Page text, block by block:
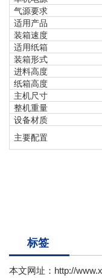
气源要求
适用 产品
装箱速度
适用纸箱
装箱形式
进料高度
纸箱高度
主机尺寸
整机重量
设备材质
主要配置
标签
本文网址： http://